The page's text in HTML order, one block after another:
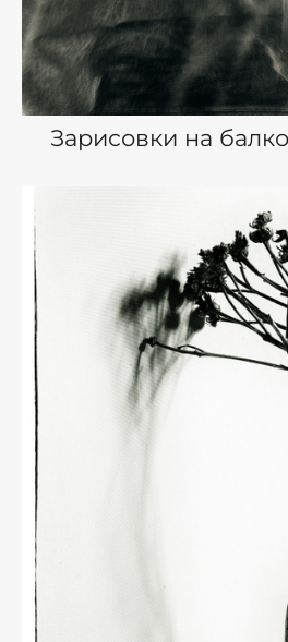
Зарисовки на